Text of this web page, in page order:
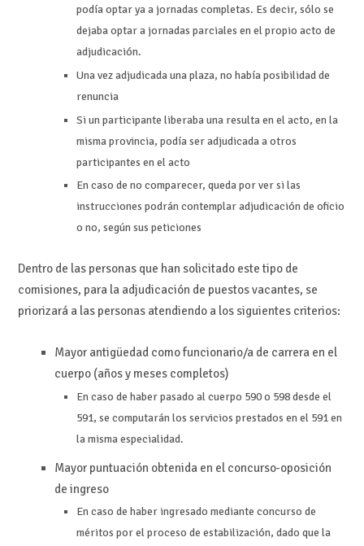
podía optar ya a jornadas completas. Es decir, sólo se
dejaba optar a jornadas parciales en el propio acto de
adjudicación.
Una vez adjudicada una plaza, no había posibilidad de
renuncia
Si un participante liberaba una resulta en el acto, en la
misma provincia, podía ser adjudicada a otros
participantes en el acto
En caso de no comparecer, queda por ver si las
instrucciones podrán contemplar adjudicación de oficio
o no, según sus peticiones
Dentro de las personas que han solicitado este tipo de
comisiones, para la adjudicación de puestos vacantes, se
priorizará a las personas atendiendo a los siguientes criterios:
Mayor antigüedad como funcionario/a de carrera en el
cuerpo (años y meses completos)
En caso de haber pasado al cuerpo 590 o 598 desde el
591, se computarán los servicios prestados en el 591 en
la misma especialidad.
Mayor puntuación obtenida en el concurso-oposición
de ingreso
En caso de haber ingresado mediante concurso de
méritos por el proceso de estabilización, dado que la